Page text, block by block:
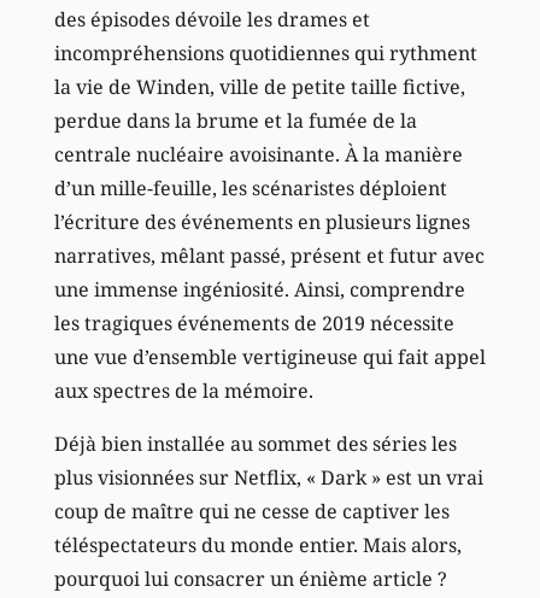
des épisodes dévoile les drames et
incompréhensions quotidiennes qui rythment
la vie de Winden, ville de petite taille fictive,
perdue dans la brume et la fumée de la
centrale nucléaire avoisinante. À la manière
d’un mille-feuille, les scénaristes déploient
l’écriture des événements en plusieurs lignes
narratives, mêlant passé, présent et futur avec
une immense ingéniosité. Ainsi, comprendre
les tragiques événements de 2019 nécessite
une vue d’ensemble vertigineuse qui fait appel
aux spectres de la mémoire.
Déjà bien installée au sommet des séries les
plus visionnées sur Netflix, « Dark » est un vrai
coup de maître qui ne cesse de captiver les
téléspectateurs du monde entier. Mais alors,
pourquoi lui consacrer un énième article ?